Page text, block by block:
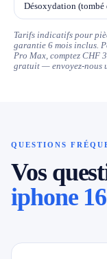
Désoxydation (tombé
Tarifs indicatifs pour
garantie 6 mois inclus.
Pro Max, comptez CHF
gratuit — envoyez-nous
QUESTIONS
Vos
iphone